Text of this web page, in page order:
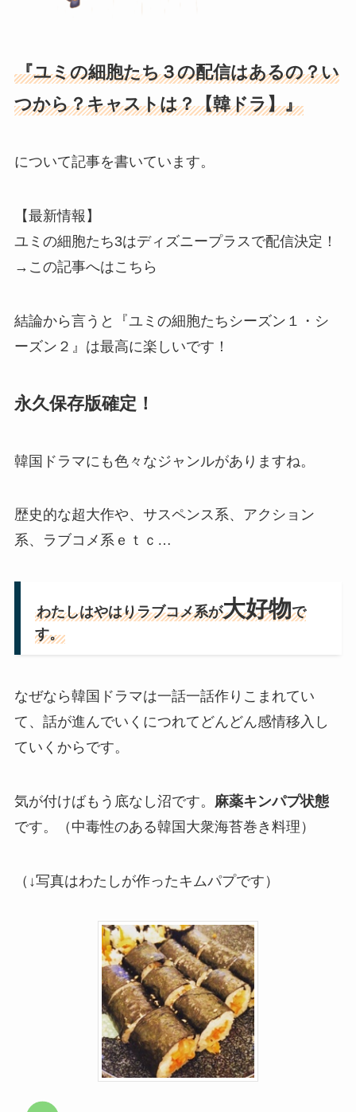
『ユミの細胞たち３の配信はあるの？い
つから？キャストは？【韓ドラ】』
について記事を書いています。
【最新情報】
ユミの細胞たち3はディズニープラスで配信決定！
→この記事へはこちら
結論から言うと『ユミの細胞たちシーズン１・シ
ーズン２』は最高に楽しいです！
永久保存版確定！
韓国ドラマにも色々なジャンルがありますね。
歴史的な超大作や、サスペンス系、アクション
系、ラブコメ系ｅｔｃ…
わたしはやはりラブコメ系が大好物で
す。
なぜなら韓国ドラマは一話一話作りこまれてい
て、話が進んでいくにつれてどんどん感情移入し
ていくからです。
気が付けばもう底なし沼です。 麻薬キンパプ状態
です。（中毒性のある韓国大衆海苔巻き料理）
（↓写真はわたしが作ったキムパプです）